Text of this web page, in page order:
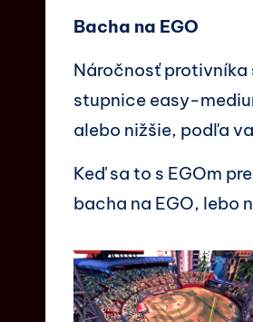
Bacha na EGO
Náročnosť
stupnice easy-
alebo nižšie, podľa
Keď sa to s EGOm
bacha na EGO, lebo